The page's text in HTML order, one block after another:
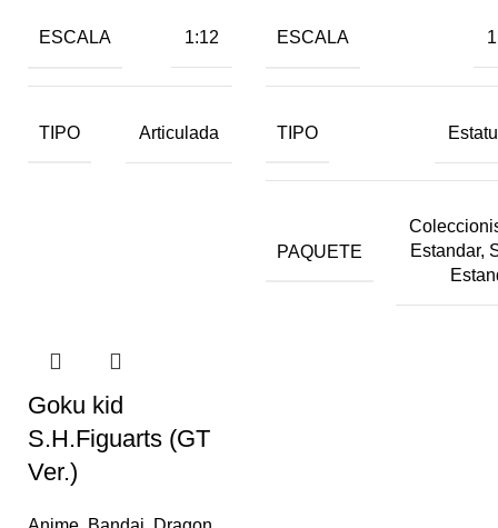
ESCALA 1:12
TIPO Articulada
ESCALA
TIPO
PAQUETE
Estandar,
Goku kid
S.H.Figuarts (GT
Ver.)